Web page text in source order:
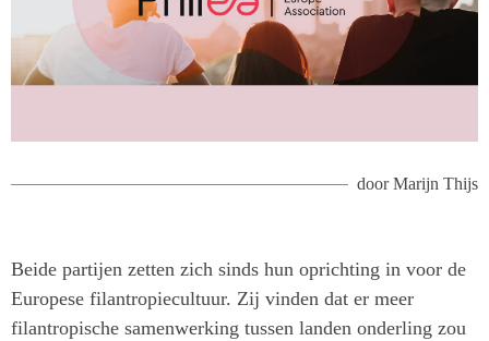
doorMarijn Thijs
Beide partijen zetten zich sinds hun oprichting in voor de
Europese filantropiecultuur. Zij vinden dat er meer
filantropische samenwerking tussen landen onderling zou